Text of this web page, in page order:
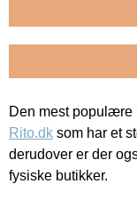
Den mest populære
Rito.dk som har et
derudover er der
fysiske butikker.